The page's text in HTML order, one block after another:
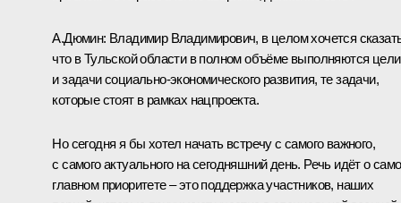
А.Дюмин: Владимир Владимирович, в целом хочется
что в Тульской области в полном объёме выполняются цели
и задачи социально-экономического развития, те задачи,
которые стоят в рамках нацпроекта.
Но сегодня я бы хотел начать встречу с самого важного,
с самого актуального на сегодняшний день. Речь идёт о
главном приоритете – это поддержка участников, наших